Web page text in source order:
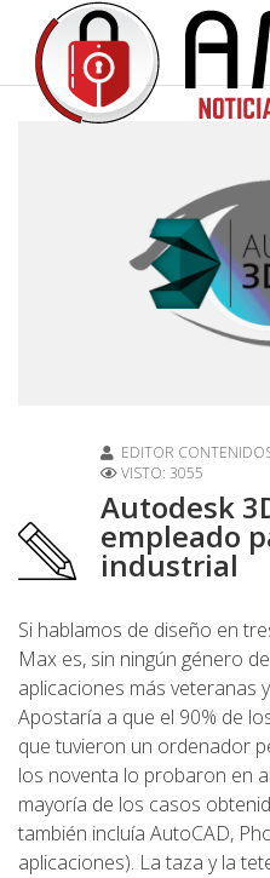
EDITOR
VISTO: 3055
Autodesk
empleado
industrial
Si hablamos de diseño en
Max es, sin ningún género
aplicaciones más veteranas
Apostaría a que el 90% de
que tuvieron un ordenador
los noventa lo probaron en
mayoría de los casos
también incluía AutoCAD,
aplicaciones). La taza y la